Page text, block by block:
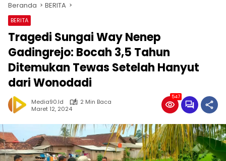
Beranda BERITA
BERITA
Tragedi Sungai Way Nenep
Gadingrejo: Bocah 3,5 Tahun
Ditemukan Tewas Setelah Hanyut
dari Wonodadi
Media90.id
2 Min Baca
Maret 12, 2024
547